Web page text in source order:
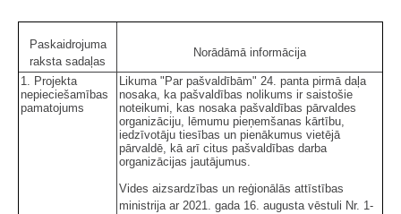
Paskaidrojuma
raksta sadaļas
Norādāmā informācija
1. Projekta
nepieciešamības
pamatojums
Likuma "Par pašvaldībām" 24. panta pirmā daļa
nosaka, ka pašvaldības nolikums ir saistošie
noteikumi, kas nosaka pašvaldības pārvaldes
organizāciju, lēmumu pieņemšanas kārtību,
iedzīvotāju tiesības un pienākumus vietējā
pārvaldē, kā arī citus pašvaldības darba
organizācijas jautājumus.
Vides aizsardzības un reģionālās attīstības
ministrija ar 2021. gada 16. augusta vēstuli Nr. 1-